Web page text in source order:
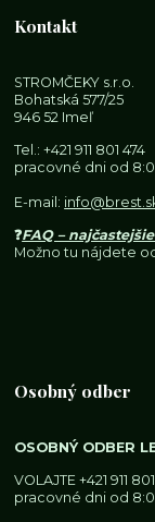
Kontakt
STROMČEKY s.r.o.
Bohatská 577/25
946 52 Imeľ
Tel.:+421 911 801 474
pracovné dni od
E-mail:
❓FAQ –
Možno tu nájdete
Osobný odber
OSOBNÝ ODBER
VOLAJTE+421 911
pracovné dni od